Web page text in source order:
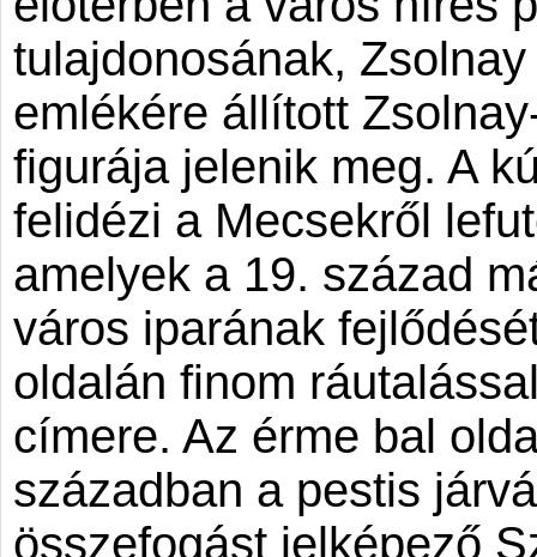
tulajdonosának,
emlékére állított
figurája jelenik meg. A
felidézi a Mecsekről
amelyek a 19. század
város iparának
oldalán finom
címere. Az érme bal
században a pestis
összefogást jelképező